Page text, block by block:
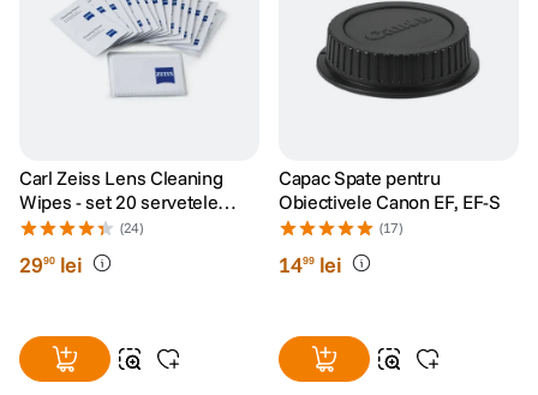
Carl Zeiss Lens Cleaning
Wipes - set 20 servetele
umede
(24)
2990 lei
Capac Spate pentru
Obiectivele Canon EF, EF-S
(17)
1499 lei